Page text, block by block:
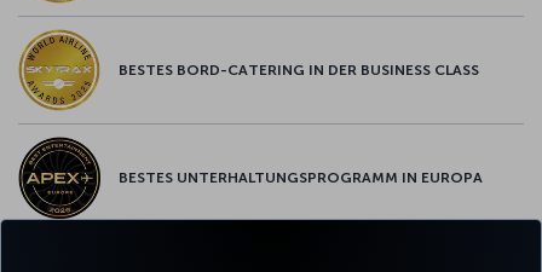
BESTES BORD-CATERING IN DER BUSINESS CLASS
BESTES UNTERHALTUNGSPROGRAMM IN EUROPA